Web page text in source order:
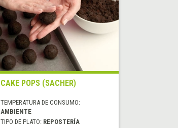
CAKE POPS (SACHER)
TEMPERATURA DE CONSUMO:
AMBIENTE
TIPO DE PLATO: REPOSTERÍA